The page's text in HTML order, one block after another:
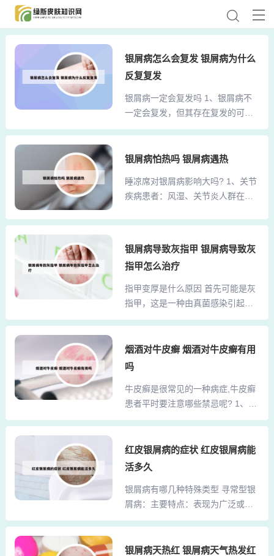
银屑病怎么会复发 银屑病为什么
反复复发
银屑病一定会复发吗 1、银屑病不
一定会复发，但其存在复发的可能
性。以下是关于银屑病复发问题的
发周期因人而异，部分患者可能几
一些患者则可能每年复发一次或多
次。2、目前研究数据证实，银屑病
期，即青春期和更年期，多数患者
都会在这两个阶段出现或者加重银
到较好的治疗，10-20年不复发，但
是并不能保证患者终生不再出现银
屑病皮疹。3、银屑病可...
银屑病怕热吗 银屑病遇热
睡凉席对银屑病影响大吗? 1、关节
疾病患者：风湿、关节炎人群在湿
关节僵痛，竹席过凉的触感甚至可
湿疹患者出汗后凉席缝隙易积汗刺
激患处，银屑病鳞屑可能卡入竹片
间隙造成二次感染，凉席毛刺对烧
伤恢复期皮肤特别危险。2、皮肤敏
可能因螨虫滋生加重瘙痒，竹纤维
接缝处的毛刺会磨损银屑病患处。
化的亚麻席，日常配合除螨仪每周
清洁。 腰椎病患者 过硬的藤席会改
变脊柱生理曲度，...
银屑病导致灰指甲 银屑病导致灰
指甲怎么治疗
指甲变厚是什么原因 首先可能是灰
指甲，这是一种由真菌感染引起的
疾病。真菌会侵蚀指甲，导致指甲
一定传染性，可通过接触传播。其
次，银屑病累及指甲时，也可能出
表面可能会有一些点状凹陷等表
现。真菌感染：灰指甲是指甲变厚
的常见原因之一。真菌喜欢在温暖
气的鞋子，脚部容易出汗，就给真
菌提供了滋生条件。真菌会侵蚀指
破坏指甲角质层，使其不断增生，
导致指甲变厚。真菌感染是较为
常...
烟酒对牛皮癣 烟酒对牛皮癣有用
吗
牛皮癣是很常见的一种病症,牛皮癣
患者平时要注意哪些禁忌呢? 1、不
要抽烟喝酒。不要焦虑、生气，注
的食物牛皮癣患者要尽量少吃，鱼
虾类水产品或海鲜应慎食，烟酒对
会加重牛皮癣病情，牛皮癣早期要
及时的治疗才重要，以防病情恶
化。牛皮癣的病人在吃糖的时候也
是十分不好的。2、其次，饮食的调
红皮银屑病的症状 红皮银屑病能
活多久
银屑病有哪几种特殊类型 寻常型银
屑病：主要特点：表现为广泛或限
局性分布的红色丘疹、斑块，上覆
点滴状银屑病、脂溢性银屑病、反
银屑病天热红 银屑病天气热发红